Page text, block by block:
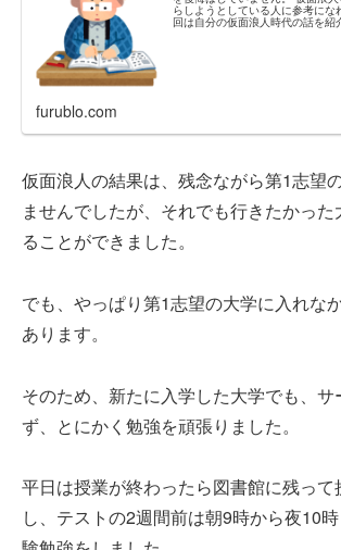
らしようとしている人に参考にな
回は自分の仮面浪人時代の話を紹
furublo.com
仮面浪人の結果は、残念ながら第1志望
ませんでしたが、それでも行きたかっ
ることができました。
でも、やっぱり第1志望の大学に入れな
あります。
そのため、新たに入学した大学でも、サ
ず、とにかく勉強を頑張りました。
平日は授業が終わったら図書館に残って
し、テストの2週間前は朝9時から夜10